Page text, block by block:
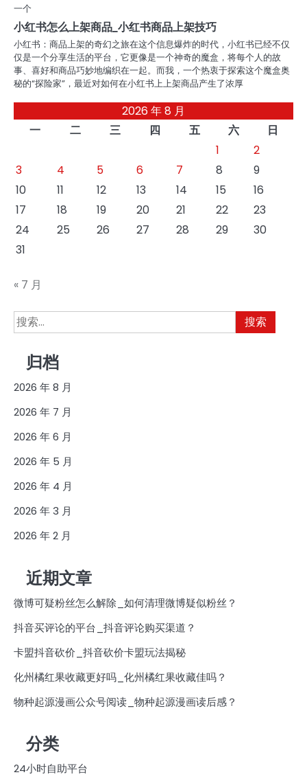
一个
小红书怎么上架商品_小红书商品上架技巧
小红书：商品上架的奇幻之旅在这个信息爆炸的时代，小红书已经不仅
仅是一个分享生活的平台，它更像是一个神奇的魔盒，将每个人的故
事、喜好和商品巧妙地编织在一起。而我，一个热衷于探索这个魔盒奥
秘的“探险家”，最近对如何在小红书上上架商品产生了浓厚
2026 年 8 月
一
二 三 四 五 六
日
1
2
3
4 5 6 7 8
9
10
11 12 13 14 15
16
17
18 19 20 21 22
23
24
25 26 27 28 29
30
31
« 7 月
搜
索：
归档
2026 年 8 月
2026 年 7 月
2026 年 6 月
2026 年 5 月
2026 年 4 月
2026 年 3 月
2026 年 2 月
近期文章
微博可疑粉丝怎么解除_如何清理微博疑似粉丝？
抖音买评论的平台_抖音评论购买渠道？
卡盟抖音砍价_抖音砍价卡盟玩法揭秘
化州橘红果收藏更好吗_化州橘红果收藏佳吗？
物种起源漫画公众号阅读_物种起源漫画读后感？
分类
24小时自助平台